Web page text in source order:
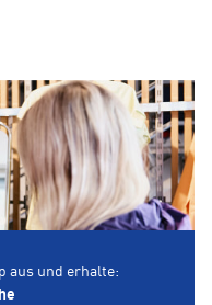
aus und erhalte: